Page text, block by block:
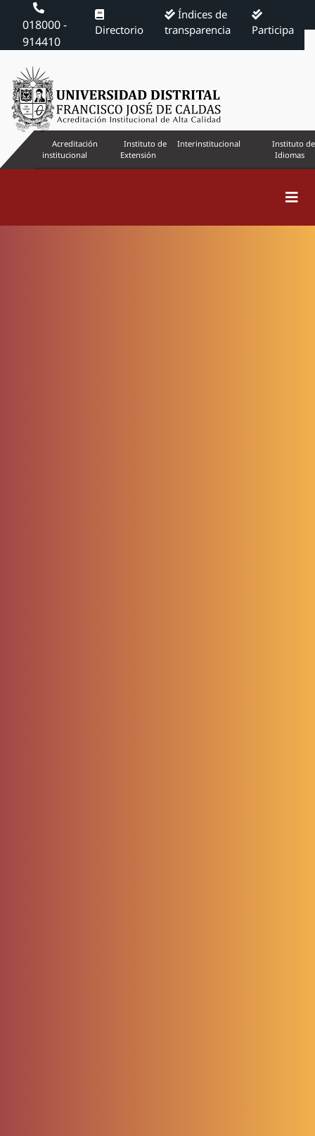
018000 -
914410
Directorio
Índices de
transparencia
Participa
Acreditación
institucional
Instituto de
Extensión
Interinstitucional
Instituto de
Idiomas